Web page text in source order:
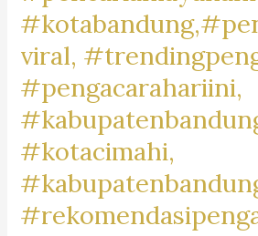
#pengacarapalingtop,
#googletrend,
#googletrending,
viral,
#pengacarahariini,
#kotacimahi,